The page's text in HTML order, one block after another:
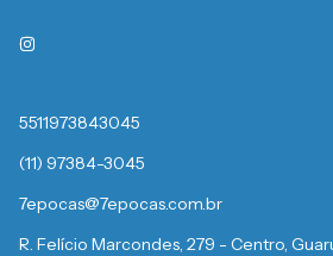
5511973843045
(11) 97384-3045
7epocas@7epocas.com.br
R. Felício Marcondes, 279 - Centro,